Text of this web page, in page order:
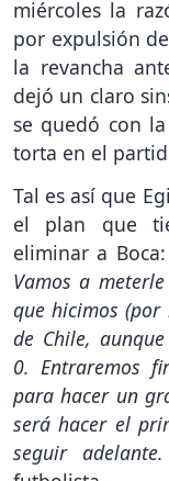
miércoles la
por expulsión
la revancha
dejó un claro
se quedó con
torta en el
Tal es así que
el plan que
eliminar a Boca:
Vamos a
que hicimos
de Chile,
0. Entraremos
para hacer un
será hacer el
seguir